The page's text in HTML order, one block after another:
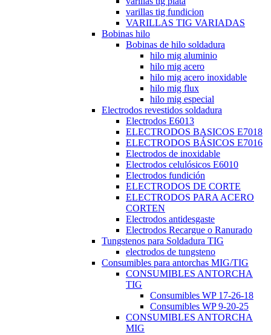
varillas tig fundicion
VARILLAS TIG VARIADAS
Bobinas hilo
Bobinas de hilo soldadura
hilo mig aluminio
hilo mig acero
hilo mig acero inoxidable
hilo mig flux
hilo mig especial
Electrodos revestidos soldadura
Electrodos E6013
ELECTRODOS BASICOS E7018
ELECTRODOS BÁSICOS E7016
Electrodos de inoxidable
Electrodos celulósicos E6010
Electrodos fundición
ELECTRODOS DE CORTE
ELECTRODOS PARA ACERO
CORTEN
Electrodos antidesgaste
Electrodos Recargue o Ranurado
Tungstenos para Soldadura TIG
electrodos de tungsteno
Consumibles para antorchas MIG/TIG
CONSUMIBLES ANTORCHA
TIG
Consumibles WP 17-26-18
Consumibles WP 9-20-25
CONSUMIBLES ANTORCHA
MIG